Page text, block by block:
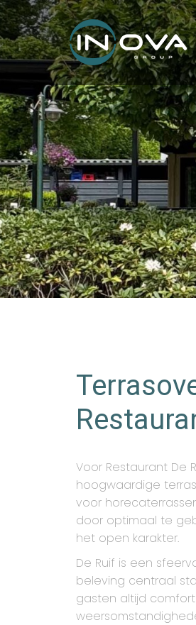
Voor Restaurant De
hoogwaardige
voor
door optimaal te
het open karakter.
De Ruif is een
beleving centraal
gasten altijd